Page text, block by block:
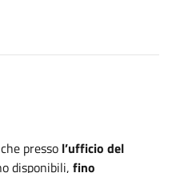
presso l’ufficio del
disponibili, fino